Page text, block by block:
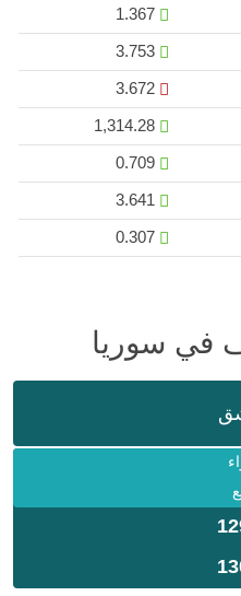
1.367
3.753
3.672
1,314.28
0.709
0.307
في سوريا